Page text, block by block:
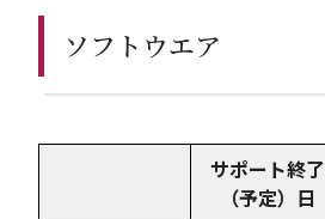
ソフトウエア
サポート終了
（予定）日